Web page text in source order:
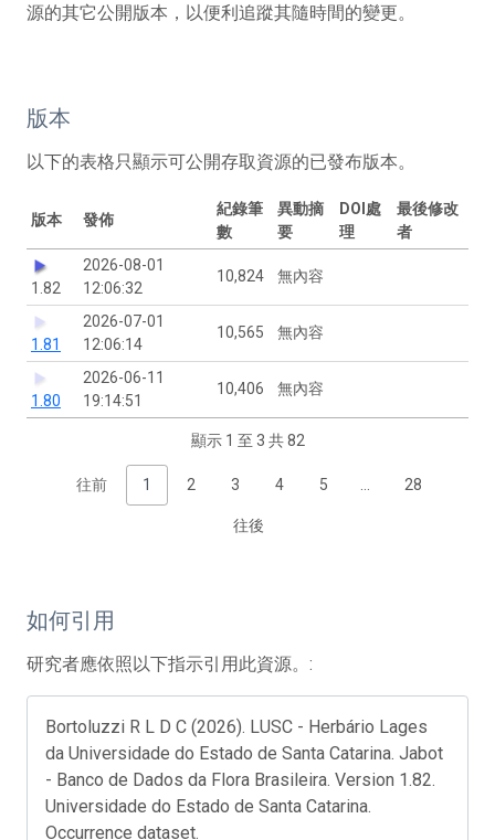
源的其它公開版本，以便利追蹤其隨時間的變更。
版本
以下的表格只顯示可公開存取資源的已發布版本。
版本 發佈
紀錄筆
數
異動摘
要
DOI處
理
最後修改
者
1.82
2026-08-01
12:06:32
10,824 無內容
1.81
2026-07-01
12:06:14
10,565 無內容
1.80
2026-06-11
19:14:51
10,406 無內容
顯示 1 至 3 共 82
往前 1 2 3 4 5 28
往後
如何引用
研究者應依照以下指示引用此資源。:
Bortoluzzi R L D C (2026). LUSC - Herbário Lages
da Universidade do Estado de Santa Catarina. Jabot
- Banco de Dados da Flora Brasileira. Version 1.82.
Universidade do Estado de Santa Catarina.
Occurrence dataset.